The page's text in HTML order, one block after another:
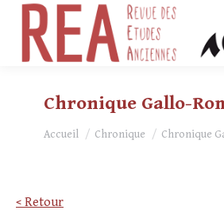
Chronique Gallo-
Vous êtes ici :
Accueil Chronique Chronique
< Retour